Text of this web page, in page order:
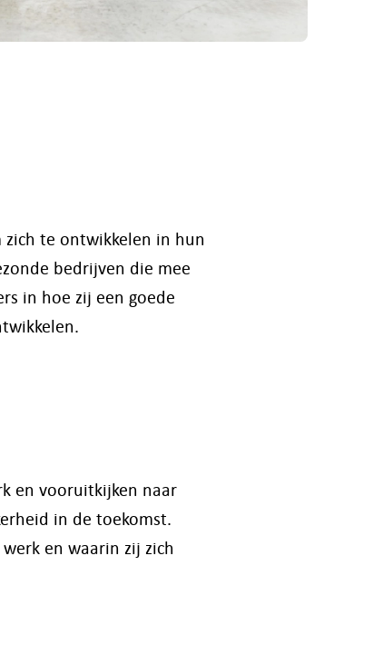
zich te ontwikkelen in hun
bedrijven die mee
in hoe zij een goede
en vooruitkijken naar
in de toekomst.
en waarin zij zich